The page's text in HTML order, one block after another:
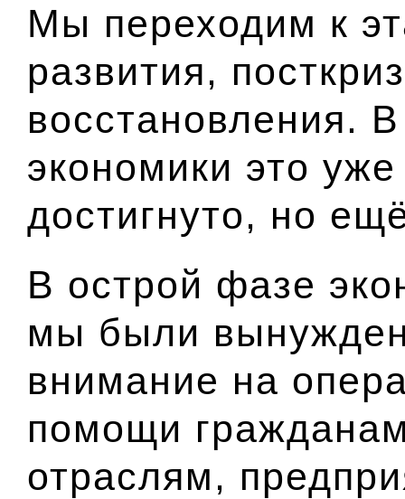
Мы переходим к
развития,
восстановления.
экономики это уже
достигнуто, но
В острой фазе
мы были
внимание на
помощи
отраслям,